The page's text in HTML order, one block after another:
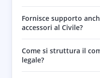
Fornisce supporto
accessori al Civile?
Come si struttura il
legale?